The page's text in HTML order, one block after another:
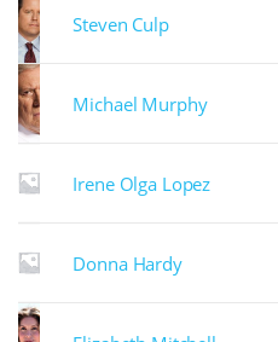
Steven Culp
Michael Murphy
Irene Olga Lopez
Donna Hardy